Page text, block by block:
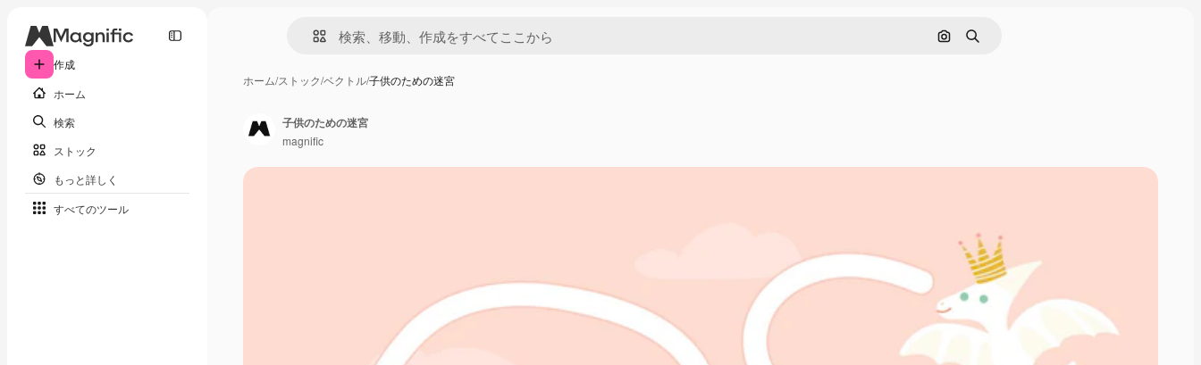
作成
ホーム
検索
ストック
もっと詳しく
すべてのツール
画像で検索
検索
ホーム/ストック/ベクトル/子供のための迷宮
子供のための迷宮
magnific